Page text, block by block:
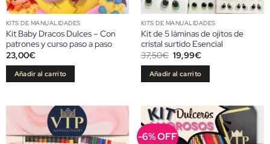
KITS DE MANUALIDADES
Kit Baby Dracos Dulces – Con
patrones y curso paso a paso
23,00€
Añadir al carrito
KITS DE MANUALIDADES
Kit de 5 láminas de ojitos de
cristal surtido Esencial
37,50€ El
precio
original
era:
37,50€.
19,99€El
es:
19,99€.
Añadir al carrito
-6% OFF